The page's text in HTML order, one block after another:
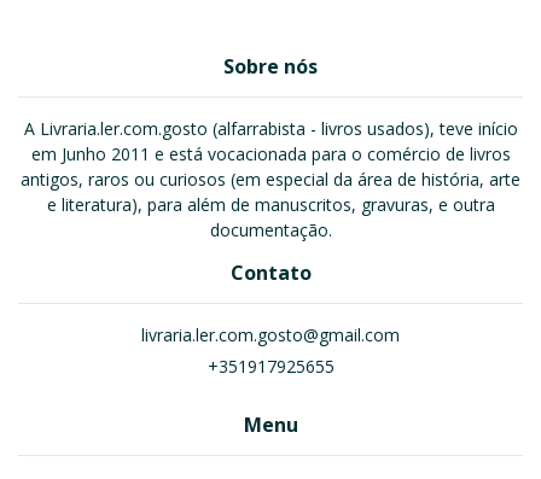
Sobre nós
A Livraria.ler.com.gosto (alfarrabista - livros usados), teve início
em Junho 2011 e está vocacionada para o comércio de livros
antigos, raros ou curiosos (em especial da área de história, arte
e literatura), para além de manuscritos, gravuras, e outra
documentação.
Contato
livraria.ler.com.gosto@gmail.com
+351917925655
Menu